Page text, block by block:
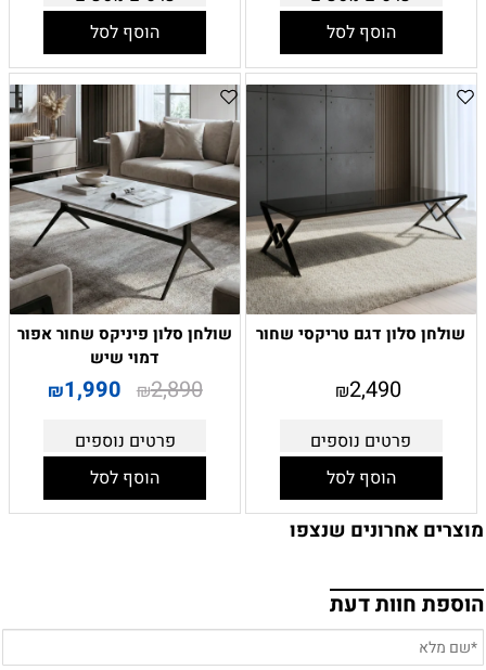
הוסף לסל
הוסף לסל
שולחן סלון דגם טריקסי שחור
₪2,490
פרטים נוספים
הוסף לסל
שולחן סלון פיניקס שחור אפור
דמוי שיש
₪2,890
₪1,990
פרטים נוספים
הוסף לסל
מוצרים אחרונים שנצפו
הוספת חוות דעת